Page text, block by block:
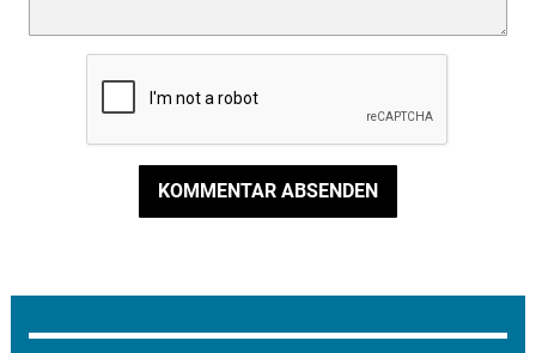
KOMMENTAR ABSENDEN